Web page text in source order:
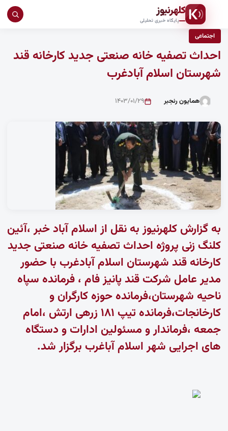
کلهرنیوز
پایگاه خبری تحلیلی
اجتماعی
احداث تصفیه خانه صنعتی جدید کارخانه قند
شهرستان اسلام آبادغرب
همایون رنجبر ۱۴۰۳/۰۱/۲۹
به گزارش کلهرنیوز به نقل ازاسلام آباد خبر،آئین
کلنگ زنی پروژه احداث تصفیه خانه صنعتی جدید
کارخانه قند شهرستان اسلام آبادغرب با حضور
مدیر عامل شرکت قند پانیز فام ، فرمانده سپاه
ناحیه شهرستان،فرمانده حوزه کارگران و
کارخانجات،فرمانده تیپ ۱۸۱ زرهی ارتش ،امام
جمعه ،فرماندار و مسئولین ادارات و دستگاه
های اجرایی شهر اسلام آباغرب برگزار شد.